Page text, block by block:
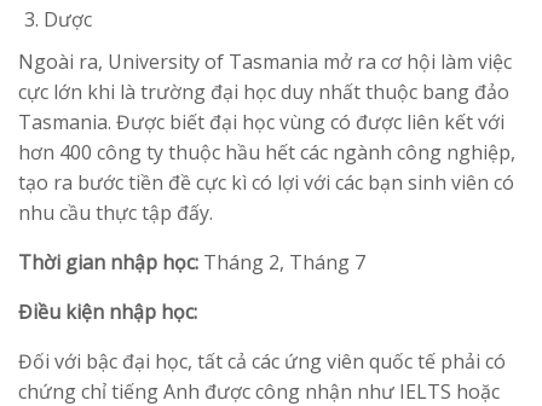
Dược
Ngoài ra, University of Tasmania mở ra cơ hội làm việc
cực lớn khi là trường đại học duy nhất thuộc bang đảo
Tasmania. Được biết đại học vùng có được liên kết với
hơn 400 công ty thuộc hầu hết các ngành công nghiệp,
tạo ra bước tiền đề cực kì có lợi với các bạn sinh viên có
nhu cầu thực tập đấy.
Thời gian nhập học: Tháng 2, Tháng 7
Điều kiện nhập học:
Đối với bậc đại học, tất cả các ứng viên quốc tế phải có
chứng chỉ tiếng Anh được công nhận như IELTS hoặc